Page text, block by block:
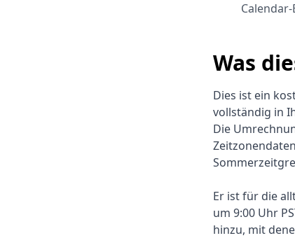
Was
Dies ist ein
vollständig in
Die
Er ist für die
um 9:00 Uhr
hinzu, mit